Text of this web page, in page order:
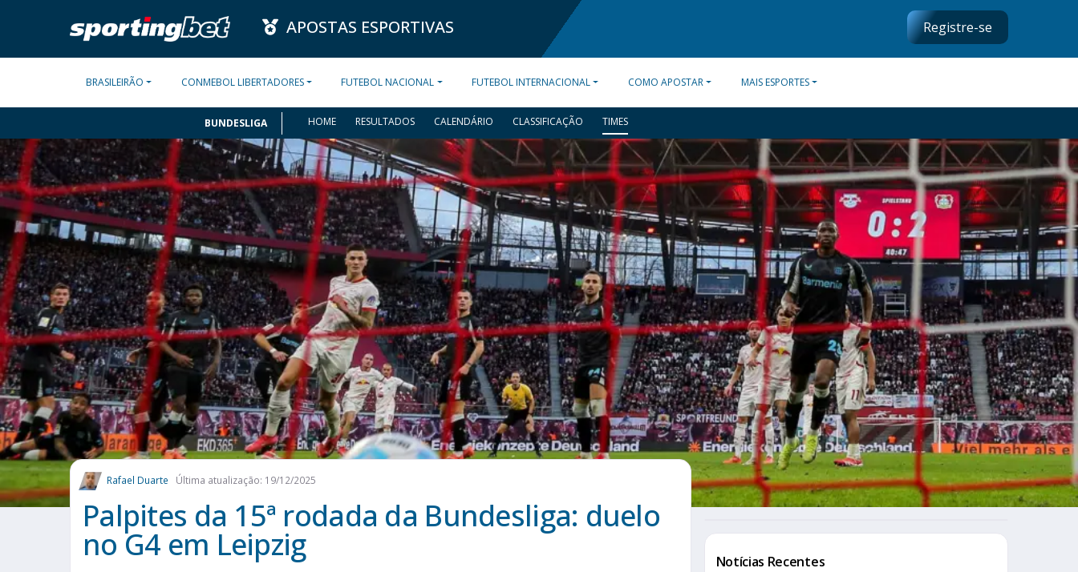
APOSTAS ESPORTIVAS Registre-se
BRASILEIRÃO CONMEBOL LIBERTADORES FUTEBOL NACIONAL FUTEBOL INTERNACIONAL COMO APOSTAR MAIS ESPORTES
BUNDESLIGA HOME RESULTADOS CALENDÁRIO CLASSIFICAÇÃO TIMES
Rafael Duarte Última atualização: 19/12/2025
Palpites da 15ª rodada da Bundesliga: duelo
no G4 em Leipzig Notícias Recentes